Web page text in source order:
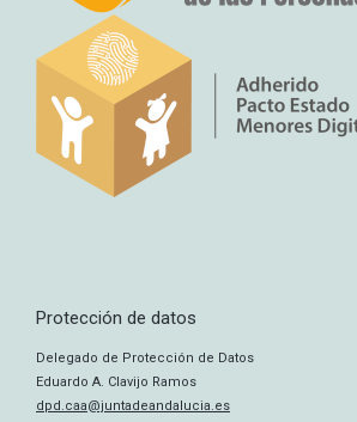
Protección de datos
Delegado de Protección de Datos
Eduardo A. Clavijo Ramos
dpd.caa@juntadeandalucia.es